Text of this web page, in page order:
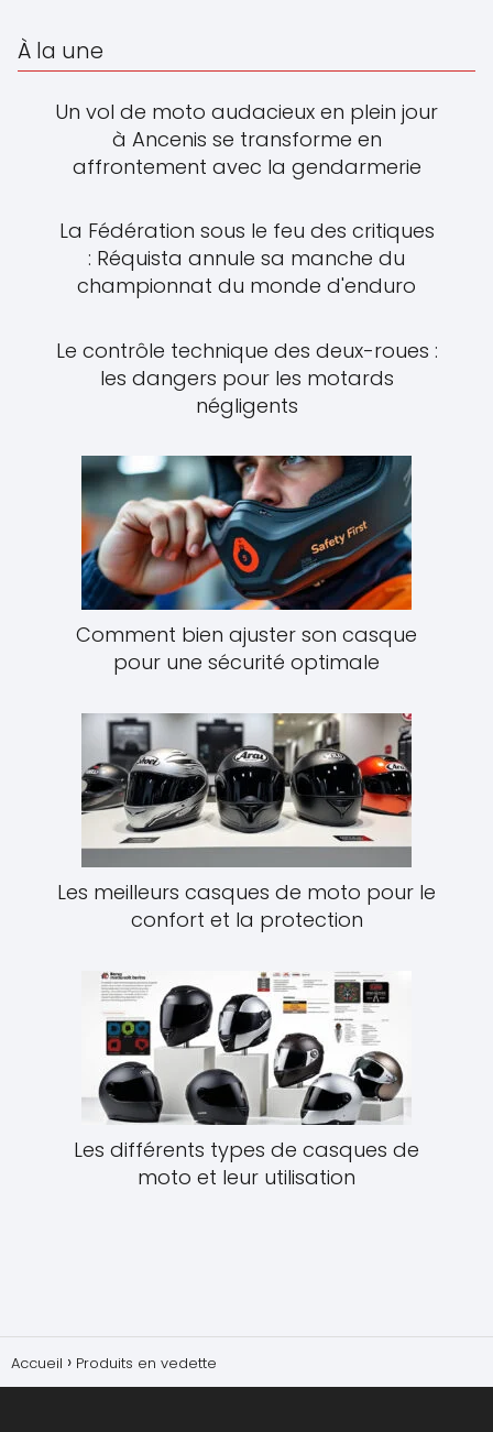
À la une
Un vol de moto audacieux en plein jour
à Ancenis se transforme en
affrontement avec la gendarmerie
La Fédération sous le feu des critiques
: Réquista annule sa manche du
championnat du monde d'enduro
Le contrôle technique des deux-roues :
les dangers pour les motards
négligents
Comment bien ajuster son casque
pour une sécurité optimale
Les meilleurs casques de moto pour le
confort et la protection
Les différents types de casques de
moto et leur utilisation
Accueil Produits en vedette